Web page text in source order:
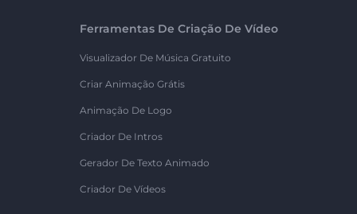
Ferramentas De Criação De Vídeo
Visualizador De Música Gratuito
Criar Animação Grátis
Animação De Logo
Criador De Intros
Gerador De Texto Animado
Criador De Vídeos